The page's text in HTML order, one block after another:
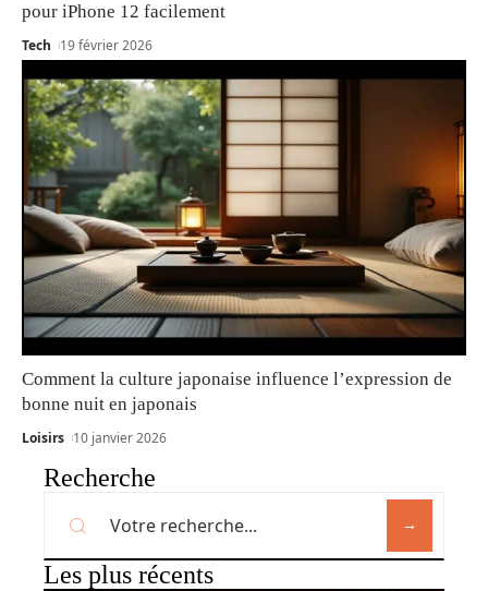
pour iPhone 12 facilement
Tech 19 février 2026
Comment la culture japonaise influence l’expression de
bonne nuit en japonais
Loisirs 10 janvier 2026
Recherche
Les plus récents